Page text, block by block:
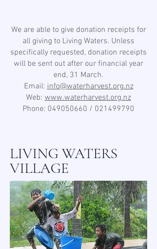
We are able to give donation receipts for
all giving to Living Waters. Unless
specifically requested, donation receipts
will be sent out after our financial year
end, 31 March.
Email:info@waterharvest.org.nz
Web: www.waterharvest.org.nz
Phone: 049050660 / 021499790
LIVING WATERS
VILLAGE